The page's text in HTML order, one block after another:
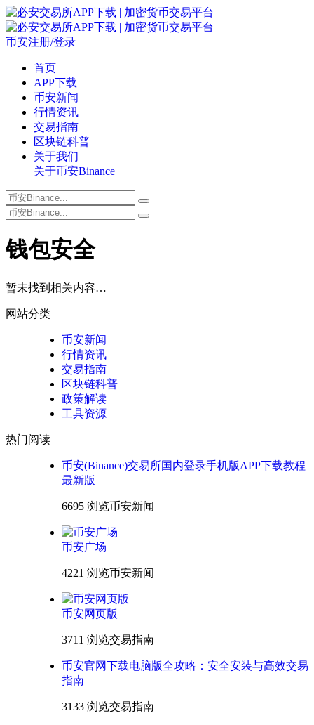
币安注册/登录
首页
APP下载
币安新闻
行情资讯
交易指南
区块链科普
关于我们
关于币安Binance
钱包安全
暂未找到相关内容…
网站分类
币安新闻
行情资讯
交易指南
区块链科普
政策解读
工具资源
热门阅读
币安(Binance)交易所国内登录手机版APP下载教程
最新版
6695 浏览币安新闻
币安广场
4221 浏览币安新闻
币安网页版
3711 浏览交易指南
币安官网下载电脑版全攻略：安全安装与高效交易
指南
3133 浏览交易指南